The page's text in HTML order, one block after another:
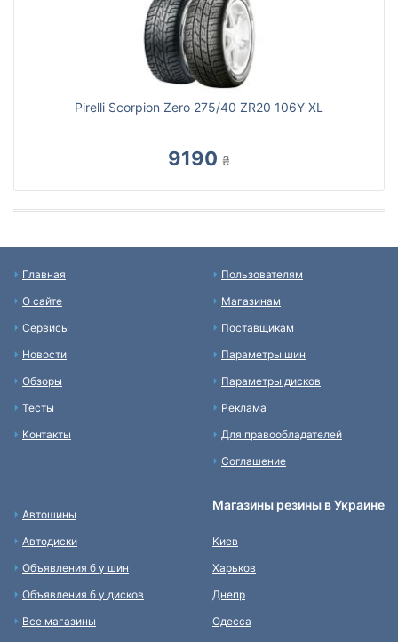
Pirelli Scorpion Zero 275/40 ZR20 106Y XL
9190 ₴
Главная
О сайте
Сервисы
Новости
Обзоры
Тесты
Контакты
Пользователям
Магазинам
Поставщикам
Параметры шин
Параметры дисков
Реклама
Для правообладателей
Соглашение
Автошины
Автодиски
Объявления б у шин
Объявления б у дисков
Все магазины
Магазины резины в Украине
Киев
Харьков
Днепр
Одесса